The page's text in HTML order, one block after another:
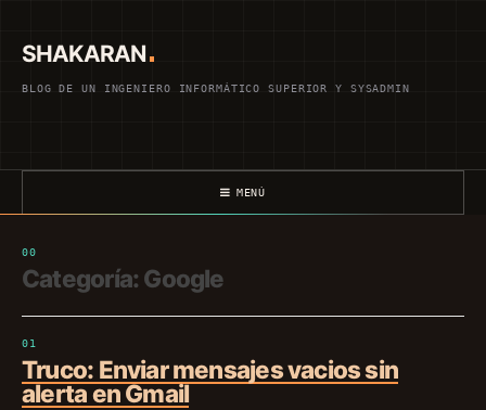
contenido
SHAKARAN
BLOG DE UN INGENIERO INFORMÁTICO SUPERIOR Y SYSADMIN
MENÚ
Categoría: Google
Truco: Enviar mensajes vacios sin
alerta en Gmail